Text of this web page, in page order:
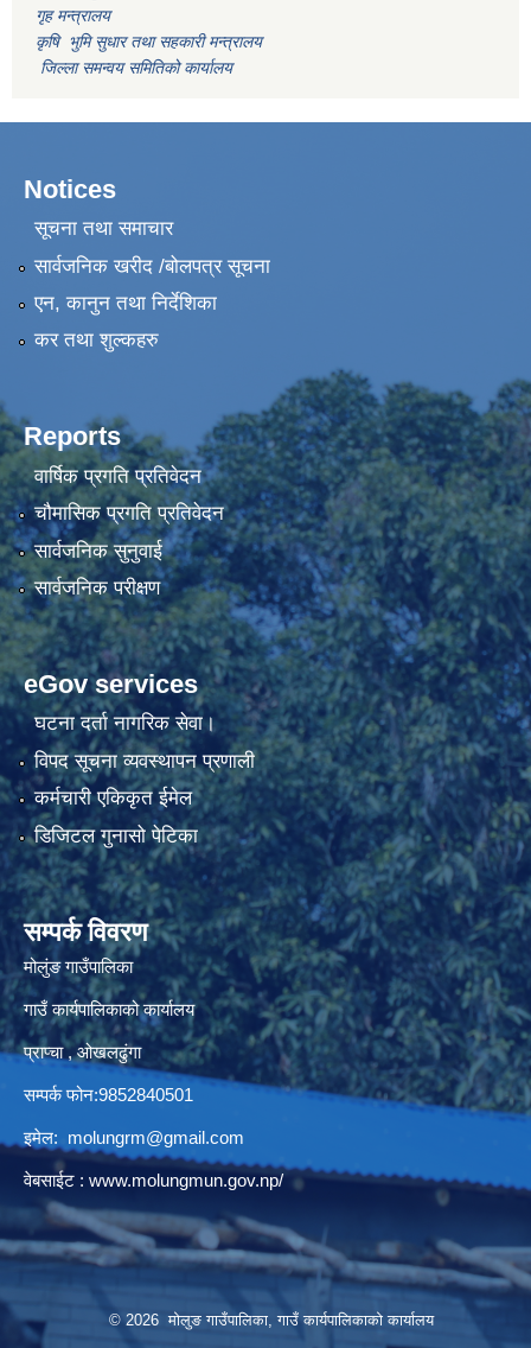
गृह मन्त्रालय
कृषि भुमि सुधार तथा सहकारी मन्त्रालय
जिल्ला समन्वय समितिको कार्यालय
Notices
सूचना तथा समाचार
सार्वजनिक खरीद /बोलपत्र सूचना
एन, कानुन तथा निर्देशिका
कर तथा शुल्कहरु
Reports
वार्षिक प्रगति प्रतिवेदन
चौमासिक प्रगति प्रतिवेदन
सार्वजनिक सुनुवाई
सार्वजनिक परीक्षण
eGov services
घटना दर्ता नागरिक सेवा।
विपद सूचना व्यवस्थापन प्रणाली
कर्मचारी एकिकृत ईमेल
डिजिटल गुनासो पेटिका
सम्पर्क विवरण
मोलुंङ गाउँपालिका
गाउँ कार्यपालिकाको कार्यालय
प्राप्चा , ओखलढुंगा
सम्पर्क फोन:9852840501
इमेल: molungrm@gmail.com
वेबसाईट : www.molungmun.gov.np/
© 2026 मोलुङ गाउँपालिका, गाउँ कार्यपालिकाको कार्यालय